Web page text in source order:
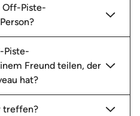
Off-Piste-
Piste-
Freund teilen, der
hat?
treffen?